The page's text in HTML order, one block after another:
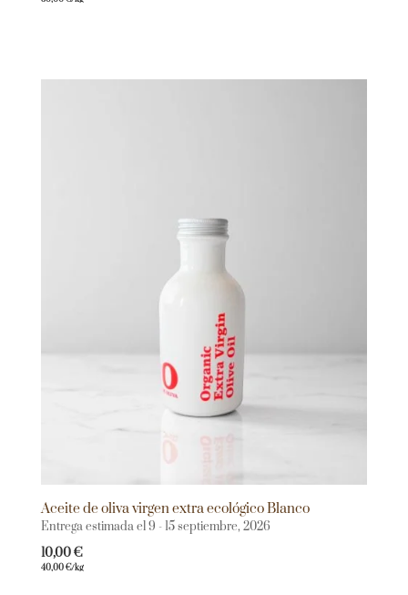
Aceite de oliva virgen extra ecológico Blanco
Entrega estimada el 9 - 15 septiembre, 2026
10,00€
40,00€/kg